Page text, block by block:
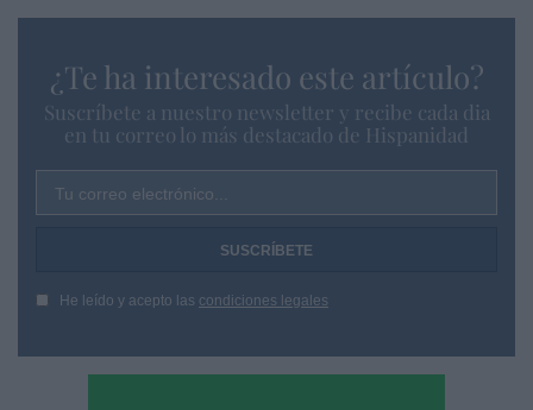
¿Te ha interesado este artículo?
Suscríbete a nuestro newsletter y recibe cada dia
en tu correo lo más destacado de Hispanidad
Tu correo electrónico...
He leído y acepto las condiciones legales